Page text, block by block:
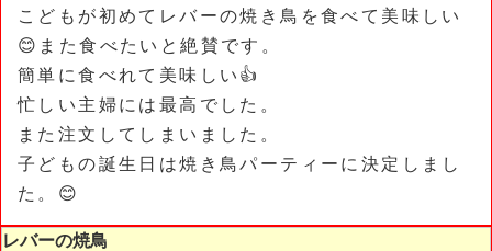
こどもが初めてレバーの焼き鳥を食べて美味しい
😊また食べたいと絶賛です。
簡単に食べれて美味しい👍
忙しい主婦には最高でした。
また注文してしまいました。
子どもの誕生日は焼き鳥パーティーに決定しまし
た。😊
レバーの焼鳥